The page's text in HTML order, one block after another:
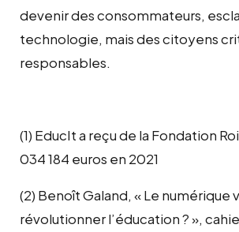
devenir des consommateurs,
technologie, mais des citoyens
responsables.
(1) EducIt a reçu de la Fondation
034 184 euros en 2021
(2) Benoît Galand, « Le numérique
révolutionner l’éducation ? »,